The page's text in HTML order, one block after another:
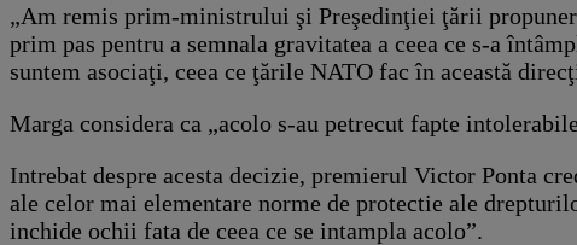
„Am remis prim-ministrului şi Preşedinţiei ţării
prim pas pentru a semnala gravitatea a ceea ce s-a
suntem asociaţi, ceea ce ţările NATO fac în această
Marga considera ca „acolo s-au petrecut fapte
Intrebat despre acesta decizie, premierul Victor Ponta
ale celor mai elementare norme de protectie ale
inchide ochii fata de ceea ce se intampla acolo”.